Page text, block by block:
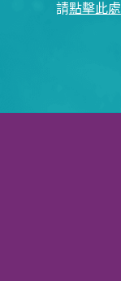
請點擊此處